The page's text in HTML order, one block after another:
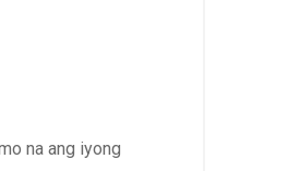
na ang iyong